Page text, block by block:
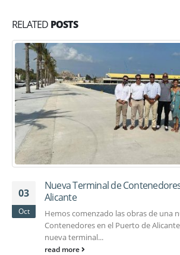
RELATED POSTS
03
Oct
Nueva Terminal de
Alicante
Hemos comenzado las obras de una
Contenedores en el Puerto de
nueva terminal...
read more